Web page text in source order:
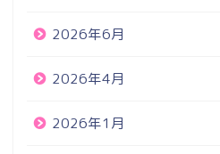
2026年6月
2026年4月
2026年1月